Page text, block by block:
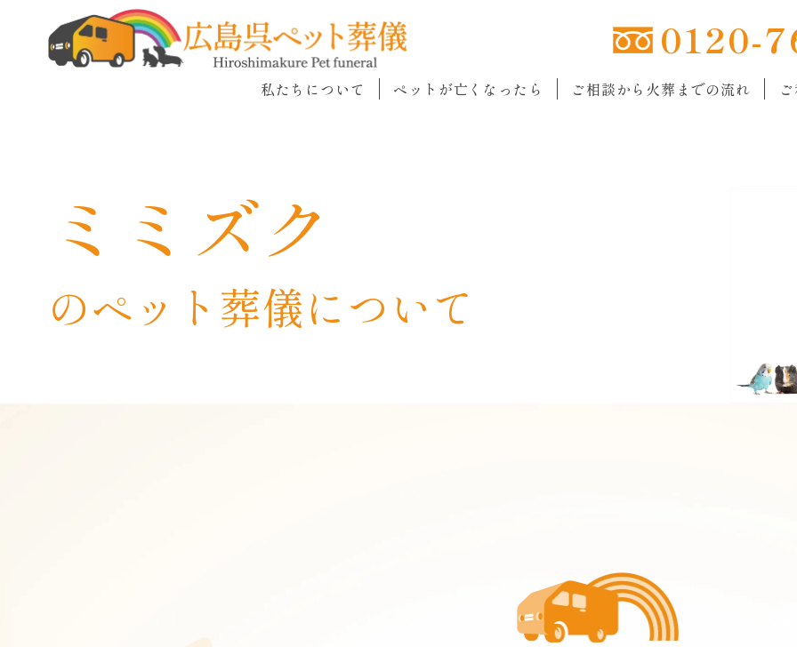
0120-
私たちについて ペットが亡くなったら ご相談から火葬までの流れ
ミミズク
のペット葬儀について